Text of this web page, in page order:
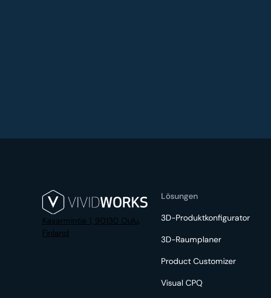
Kasarmintie 1, 90130 Oulu,
Finland
Lösungen
3D-Produktkonfigurator
3D-Raumplaner
Product Customizer
Visual CPQ